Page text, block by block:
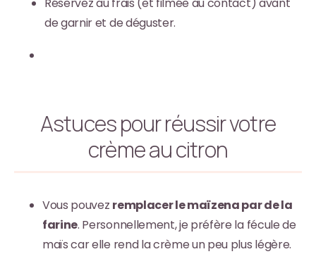
Réservez au frais (et filmée au contact) avant
de garnir et de déguster.
Astuces pour réussir votre
crème au citron
Vous pouvez remplacer le maïzena par de la
farine. Personnellement, je préfère la fécule de
maïs car elle rend la crème un peu plus légère.